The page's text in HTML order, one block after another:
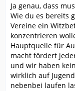
Ja genau, dass
Wie du es bereits
Vereine ein
konzentrieren
Hauptquelle für
macht fördert
und wir haben
wirklich auf
nebenbei laufen